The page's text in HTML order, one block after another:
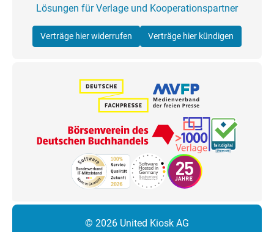
Lösungen für Verlage und Kooperationspartner
Verträge hier widerrufen Verträge hier kündigen
© 2026 United Kiosk AG